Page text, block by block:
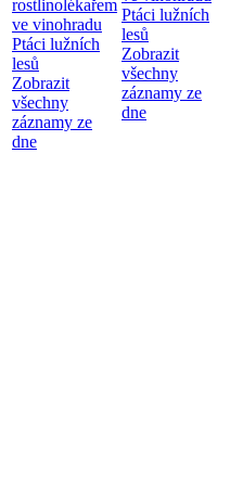
rostlinolékařem
ve vinohradu
Ptáci lužních
lesů
Zobrazit
všechny
záznamy ze
dne
Ptáci lužních
lesů
Zobrazit
všechny
záznamy ze
dne